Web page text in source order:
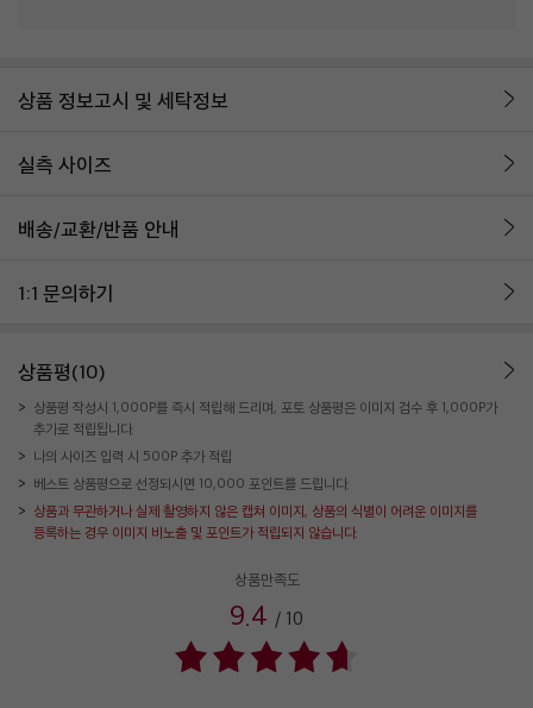
상품 정보고시 및 세탁정보
실측 사이즈
배송/교환/반품 안내
1:1 문의하기
상품평(10)
상품평 작성시 1,000P를 즉시 적립해 드리며, 포토 상품평은 이미지 검수 후 1,000P가
추가로 적립됩니다.
나의 사이즈 입력 시 500P 추가 적립
베스트 상품평으로 선정되시면 10,000 포인트를 드립니다.
상품과 무관하거나 실제 촬영하지 않은 캡쳐 이미지, 상품의 식별이 어려운 이미지를
등록하는 경우 이미지 비노출 및 포인트가 적립되지 않습니다.
상품만족도
9.4 / 10